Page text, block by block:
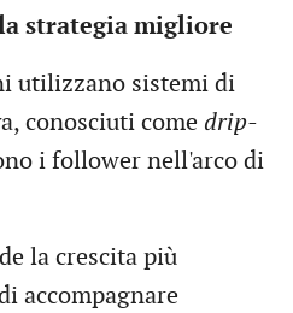
strategia migliore
utilizzano sistemi di
conosciuti come drip-
i follower nell'arco di
la crescita più
accompagnare